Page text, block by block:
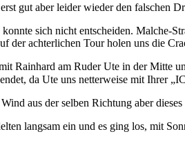
gut aber leider wieder den falschen
sich nicht entscheiden. Malche-
der achterlichen Tour holen uns die
Rainhard am Ruder Ute in der Mitte
da Ute uns netterweise mit Ihrer
aus der selben Richtung aber
langsam ein und es ging los, mit